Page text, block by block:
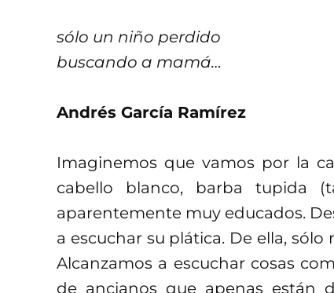
sólo un niño perdido
buscando a mamá…
Andrés García Ramírez
Imaginemos que vamos por la
cabello blanco, barba tupida
aparentemente muy educados.
a escuchar su plática. De ella,
Alcanzamos a escuchar cosas
de ancianos que apenas están